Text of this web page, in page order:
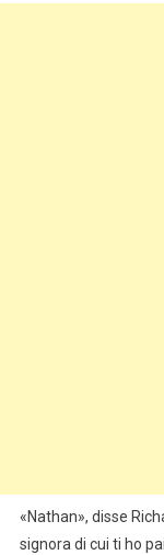
«Nathan», disse
signora di cui ti ho